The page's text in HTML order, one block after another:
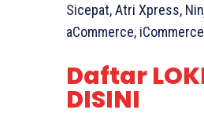
Sicepat, Atri Xpress,
aCommerce,
Daftar
DISINI